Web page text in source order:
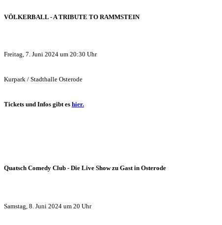
VÖLKERBALL - A TRIBUTE TO RAMMSTEIN
Freitag, 7. Juni 2024 um 20:30 Uhr
Kurpark / Stadthalle Osterode
Tickets und Infos gibt es hier.
Quatsch Comedy Club - Die Live Show zu Gast in Osterode
Samstag, 8. Juni 2024 um 20 Uhr